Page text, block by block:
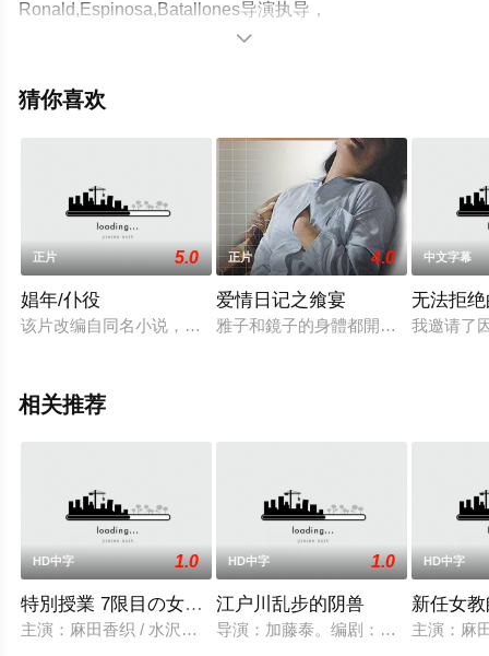
Ronald,Espinosa,Batallones导演执导，
Queenie,De,Mesa,撒哈拉·伯纳莱斯,Margaret,Sison等演员
电影大全就上飘花影院，更多相关信息可移步至豆瓣电

猜你喜欢
正片 5.0
娼年/仆役
该片改编自同名小说，讲述一个平凡的20岁男大生森中领（松
正片 4.0
爱情日记之飨宴
雅子和鏡子的身體都開始變得力不從
中文字幕
无法拒
我邀请了
相关推荐
HD中字 1.0
特別授業 7限目の女教師 総集編
主演：麻田香织 / 水沢梨香 / 牧原美穂 / 流川知亜希。类型：情
HD中字 1.0
江户川乱步的阴兽
导演：加藤泰。编剧：加藤泰 / 仲仓
HD中字
新任女
主演：麻